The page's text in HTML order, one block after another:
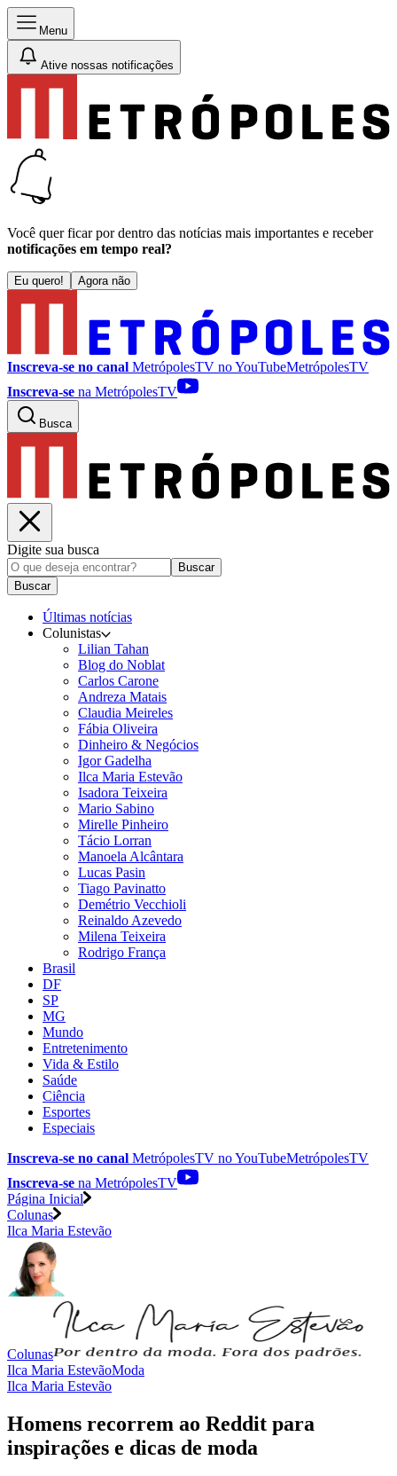
Menu
Ative nossas notificações
Você quer ficar por dentro das notícias mais importantes e receber
notificações em tempo real?
Eu quero! Agora não
Inscreva-se no canal MetrópolesTV noYouTubeMetrópolesTV
Inscreva-se na MetrópolesTV
Busca
Digite sua busca
Buscar
Buscar
Últimas notícias
Colunistas
Lilian Tahan
Blog do Noblat
Carlos Carone
Andreza Matais
Claudia Meireles
Fábia Oliveira
Dinheiro & Negócios
Igor Gadelha
Ilca Maria Estevão
Isadora Teixeira
Mario Sabino
Mirelle Pinheiro
Tácio Lorran
Manoela Alcântara
Lucas Pasin
Tiago Pavinatto
Demétrio Vecchioli
Reinaldo Azevedo
Milena Teixeira
Rodrigo França
Brasil
DF
SP
MG
Mundo
Entretenimento
Vida & Estilo
Saúde
Ciência
Esportes
Especiais
Inscreva-se no canal MetrópolesTV noYouTubeMetrópolesTV
Inscreva-se na MetrópolesTV
Página Inicial
Colunas
Ilca Maria Estevão
Colunas
Ilca Maria EstevãoModa
Ilca Maria Estevão
Homens recorrem ao Reddit para
inspirações e dicas de moda